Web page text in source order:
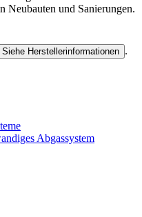
Neubauten und Sanierungen.
Siehe Herstellerinformationen .
Abgassystem